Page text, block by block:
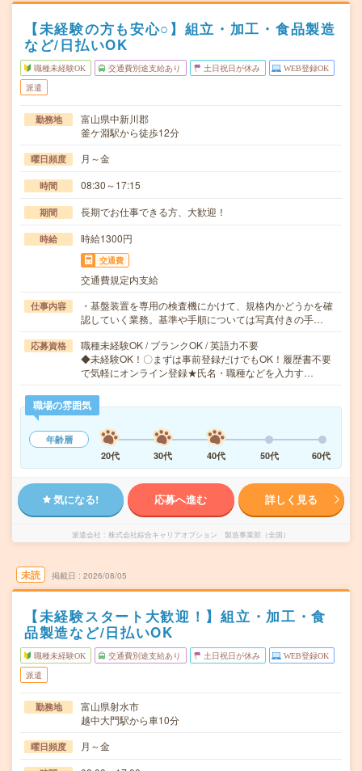
【未経験の方も安心○】組立・加工・食品製造
など/日払いOK
職種未経験OK 交通費別途支給あり 土日祝日が休み WEB登録OK
派遣
勤務地
富山県中新川郡
釜ケ淵駅から徒歩12分
曜日頻度 月～金
時間 08:30～17:15
期間 長期でお仕事できる方、大歓迎！
時給 時給1300円
交通費
交通費規定内支給
仕事内容
・基盤装置を専用の検査機にかけて、規格内かどうかを確
認していく業務。基準や手順については写真付きの手…
応募資格
職種未経験OK / ブランクOK / 英語力不要
◆未経験OK！〇まずは事前登録だけでもOK！履歴書不要
で気軽にオンライン登録★氏名・職種などを入力す…
職場の雰囲気
年齢層
20代
30代 40代 50代 60代
気になる! 応募へ進む 詳しく見る
派遣会社 株式会社綜合キャリアオプション 製造事業部（全国）
未読 掲載日 2026/08/05
【未経験スタート大歓迎！】組立・加工・食
品製造など/日払いOK
職種未経験OK 交通費別途支給あり 土日祝日が休み WEB登録OK
派遣
勤務地
富山県射水市
越中大門駅から車10分
曜日頻度 月～金